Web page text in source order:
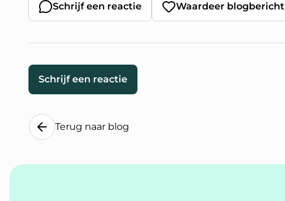
Schrijf een reactie Waardeer blogbericht
Schrijf een reactie
Terug naar blog